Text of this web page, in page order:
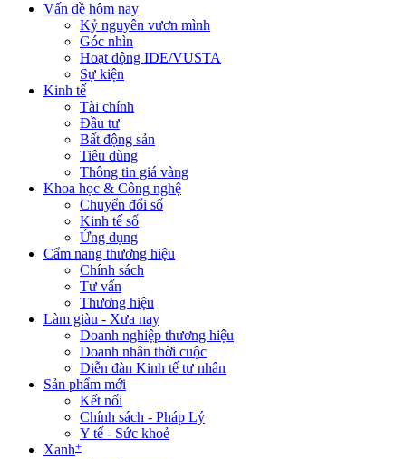
Vấn đề hôm nay
Kỷ nguyên vươn mình
Góc nhìn
Hoạt động IDE/VUSTA
Sự kiện
Kinh tế
Tài chính
Đầu tư
Bất động sản
Tiêu dùng
Thông tin giá vàng
Khoa học & Công nghệ
Chuyển đổi số
Kinh tế số
Ứng dụng
Cẩm nang thương hiệu
Chính sách
Tư vấn
Thương hiệu
Làm giàu - Xưa nay
Doanh nghiệp thương hiệu
Doanh nhân thời cuộc
Diễn đàn Kinh tế tư nhân
Sản phẩm mới
Kết nối
Chính sách - Pháp Lý
Y tế - Sức khoẻ
Xanh+